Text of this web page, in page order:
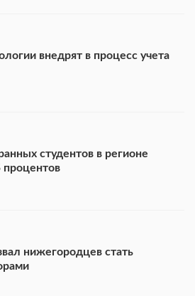
внедрят в процесс учета
студентов в регионе
процентов
нижегородцев стать